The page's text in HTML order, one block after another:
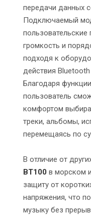
передачи данных
Подключаемый
пользовательские
громкость и
подходя к
действия
Благодаря
пользователь
комфортом
треки, альбомы,
перемещаясь по
В отличие от
BT100 в морском
защиту от
напряжения, что
музыку без